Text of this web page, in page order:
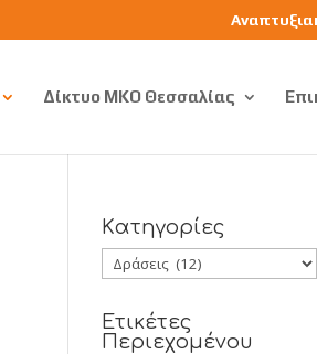
Δίκτυο ΜΚΟ Θεσσαλίας
Kατηγορίες
Kατηγορίες
Ετικέτες
Περιεχομένου